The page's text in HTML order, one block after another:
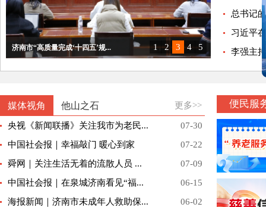
济南市“高质量完成‘十四五’规...
济南市“泉城消费提升在行动”主...
1 2 3 4 5
总书记
习近平
李强主
媒体视角 他山之石
央视《新闻联播》关注我市为老民...
07-30
中国社会报｜幸福敲门 暖心到家
07-22
舜网｜关注生活无着的流散人员 ...
07-09
中国社会报｜在泉城济南看见“福...
06-15
海报新闻｜济南市未成年人救助保...
06-02
更多>> 便民服